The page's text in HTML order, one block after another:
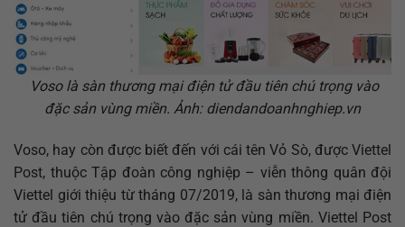
Voso là sàn thương mại điện tử đầu tiên chú trọng vào
đặc sản vùng miền. Ảnh: diendandoanhnghiep.vn
Voso, hay còn được biết đến với cái tên Vỏ Sò, được Viettel
Post, thuộc Tập đoàn công nghiệp – viễn thông quân đội
Viettel giới thiệu từ tháng 07/2019, là sàn thương mại điện
tử đầu tiên chú trọng vào đặc sản vùng miền. Viettel Post